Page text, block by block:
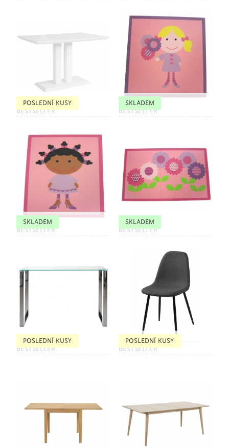
POSLEDNÍ KUSY
BESTSELLER
SKLADEM
BESTSELLER
SKLADEM
BESTSELLER
SKLADEM
BESTSELLER
POSLEDNÍ KUSY
BESTSELLER
POSLEDNÍ KUSY
BESTSELLER